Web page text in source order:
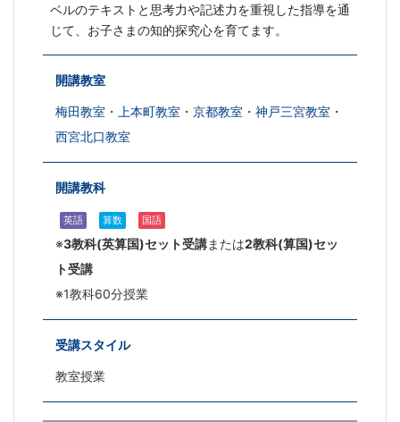
ベルのテキストと思考力や記述力を重視した指導を通
じて、お子さまの知的探究心を育てます。
開講教室
梅田教室 ・ 上本町教室 ・ 京都教室 ・ 神戸三宮教室 ・
西宮北口教室
開講教科
英語 算数 国語
※3教科(英算国)セット受講または2教科(算国)セッ
ト受講
※1教科60分授業
受講スタイル
教室授業